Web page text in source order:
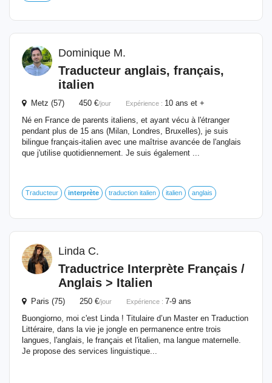
Dominique M.
Traducteur anglais, français,
italien
Metz (57) 450 €/jour Expérience : 10 ans et +
Né en France de parents italiens, et ayant vécu à l'étranger
pendant plus de 15 ans (Milan, Londres, Bruxelles), je suis
bilingue français-italien avec une maîtrise avancée de l'anglais
que j'utilise quotidiennement. Je suis également ...
Traducteur interprète traduction italien italien anglais
Linda C.
Traductrice Interprète Français /
Anglais > Italien
Paris (75) 250 €/jour Expérience : 7-9 ans
Buongiorno, moi c'est Linda ! Titulaire d’un Master en Traduction
Littéraire, dans la vie je jongle en permanence entre trois
langues, l'anglais, le français et l'italien, ma langue maternelle.
Je propose des services linguistique...